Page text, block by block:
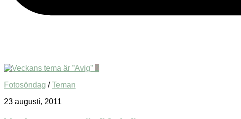
2
Fotosöndag /Teman
23 augusti, 2011